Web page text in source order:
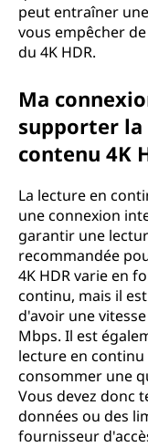
H
D
R
K
peut entraîner
vous empêcher
du 4K HDR.
Ma
supporter
contenu 4K
La lecture en
une connexion
garantir une
recommandée
4K HDR varie en
continu, mais il
d'avoir une
Mbps. Il est
lecture en continu
consommer une
Vous devez donc
données ou des
fournisseur